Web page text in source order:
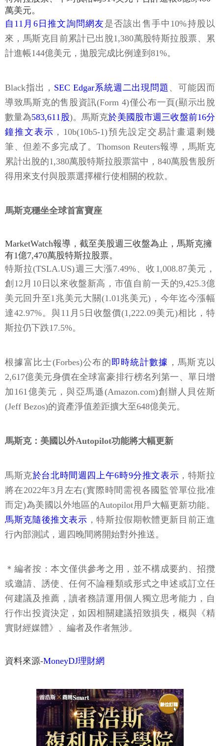
萬美元。
自11月6日推文詢問網友 是否該出售手中10%持股以
來，馬斯克目前累計已出脫1,380萬股特斯拉股票、累
計進帳144億美元，拋股完成比例達到81%。
Black指出， SEC Edgar系統週二出現問題 、可能因而
導致馬斯克的售股資訊(Form 4)僅公布一頁(顯示出脫
數量為583,611股)。馬斯克於美國股市週三收盤前16分
鐘推文表示 ，10b(10b5-1)預先設定交易計畫還剩幾
筆、但差不多完成了。Thomson Reuters報導，馬斯克
累計出脫的1,380萬股特斯拉股票當中，840萬股售股所
得用來支付與股票選擇權行使相關的稅款。
馬斯克穩坐全球首富寶座
MarketWatch報導，截至美股週三收盤為止，馬斯克擁
有1億7,470萬股特斯拉股票。
特斯拉(TSLA.US)週三大漲7.49%、收1,008.87美元，
創12月10日以來收盤新高，市值自前一天的9,425.3億
美元回升至1兆美元大關(1.01兆美元)，今年迄今漲幅
達42.97%。與11月5日收盤價(1,222.09美元)相比，特
斯拉仍下跌17.5%。
根據富比士(Forbes)公布的即時統計數據 ，馬斯克以
2,617億美元身價在全球富豪排行榜名列第一、單日增
加161億美元，與亞馬遜(Amazon.com)創辦人貝佐斯
(Jeff Bezos)的資產淨值差距擴大至648億美元。
馬斯克：美國以外Autopilot功能將大幅更新
馬斯克於台北時間週四上午6時9分推文表示 ，特斯拉
將在2022年3月左右(實際時間需視各國監管單位批准
而定)為美國以外地區的Autopilot用戶大幅更新功能。
馬斯克隨後推文表示 ，特斯拉假期軟體更新目前正進
行內部測試，週四晚間將開始對外推送。
＊編者按：本文僅供參考之用，並不構成要約、招攬
或邀請、誘使、任何不論種類或形式之申述或訂立任
何建議及推薦，讀者務請運用個人獨立思考能力，自
行作出投資決定，如因相關建議招致損失，概與《精
實財經媒體》、編者及作者無涉。
資料來源-MoneyDJ理財網